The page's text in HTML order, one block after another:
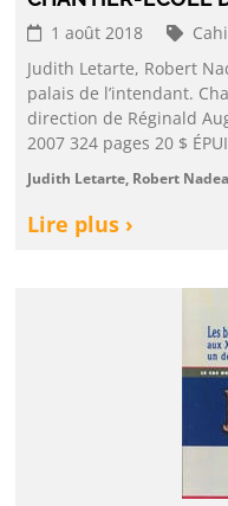
1 août 2018
Judith Letarte, Robert
palais de l’intendant.
direction de Réginald
2007 324 pages 20 $
Judith Letarte, Robert
Lire plus ›